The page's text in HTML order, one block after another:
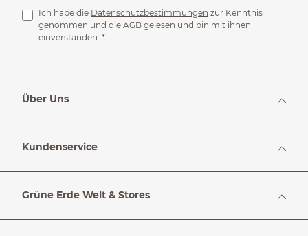
Ich habe die Datenschutzbestimmungen zur Kenntnis
genommen und die AGB gelesen und bin mit ihnen
einverstanden. *
Über Uns
Kundenservice
Grüne Erde Welt & Stores